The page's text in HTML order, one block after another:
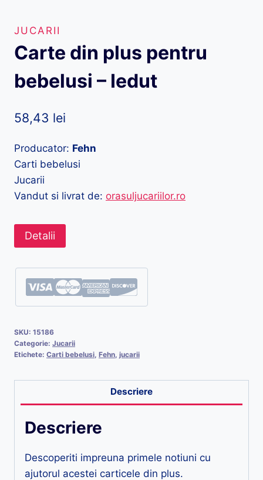
JUCARII
Carte din plus pentru
bebelusi – Iedut
58,43 lei
Producator: Fehn
Carti bebelusi
Jucarii
Vandut si livrat de: orasuljucariilor.ro
Detalii
SKU: 15186
Categorie: Jucarii
Etichete: Carti bebelusi Fehn jucarii
Descriere
Descriere
Descoperiti impreuna primele notiuni cu
ajutorul acestei carticele din plus.